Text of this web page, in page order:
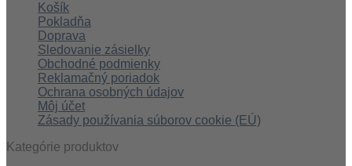
Košík
Pokladňa
Doprava
Sledovanie zásielky
Obchodné podmienky
Reklamačný poriadok
Ochrana osobných údajov
Môj účet
Zásady používania súborov cookie (EÚ)
Kategórie produktov